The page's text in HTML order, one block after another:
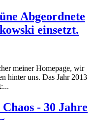
Abgeordnete
einsetzt.
meiner Homepage, wir
hinter uns. Das Jahr 2013
- 30 Jahre